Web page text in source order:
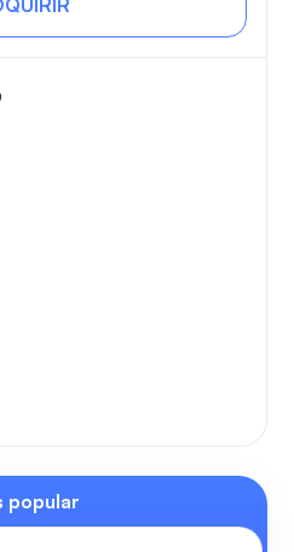
popular